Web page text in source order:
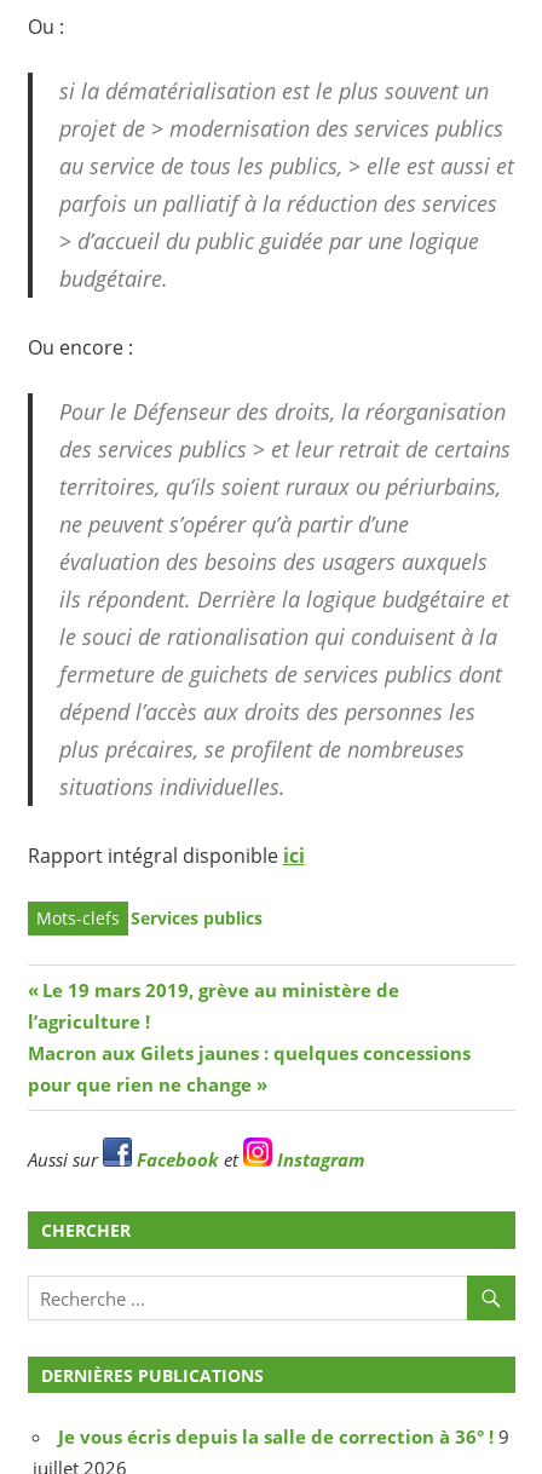
Ou :
si la dématérialisation est le plus souvent un
projet de > modernisation des services publics
au service de tous les publics, > elle est aussi et
parfois un palliatif à la réduction des services
> d’accueil du public guidée par une logique
budgétaire.
Ou encore :
Pour le Défenseur des droits, la réorganisation
des services publics > et leur retrait de certains
territoires, qu’ils soient ruraux ou périurbains,
ne peuvent s’opérer qu’à partir d’une
évaluation des besoins des usagers auxquels
ils répondent. Derrière la logique budgétaire et
le souci de rationalisation qui conduisent à la
fermeture de guichets de services publics dont
dépend l’accès aux droits des personnes les
plus précaires, se profilent de nombreuses
situations individuelles.
Rapport intégral disponible ici
Services publics
Navigation
de
l’article
Article
précédent
Le 19 mars 2019, grève au ministère de
l’agriculture !
Article
suivant
Macron aux Gilets jaunes : quelques concessions
pour que rien ne change
Aussi sur Facebooket Instagram
CHERCHER
DERNIÈRES PUBLICATIONS
Je vous écris depuis la salle de correction à 36° ! 9
juillet 2026